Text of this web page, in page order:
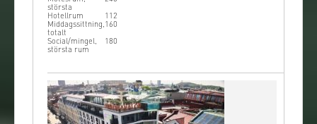
största
Hotellrum
112
Middagssittning,
totalt
160
Social/mingel,
största rum
180